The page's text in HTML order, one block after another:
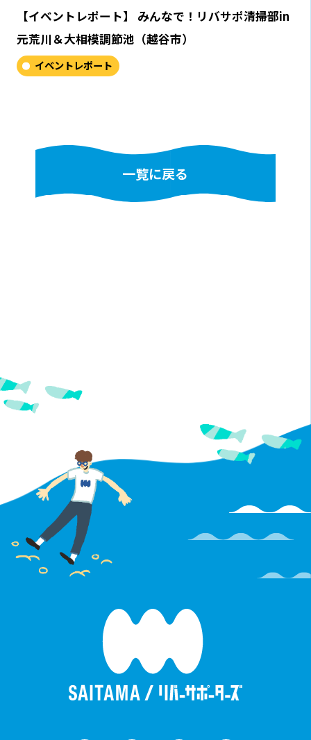
【イベントレポート】 みんなで！リバサポ清掃部in
元荒川＆大相模調節池（越谷市）
イベントレポート
一覧に戻る